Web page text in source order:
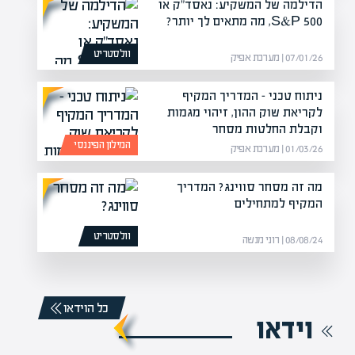
וולסטריט
הדילמה של המשקיע: נאסד"ק או
S&P 500, מה מתאים לך יותר?
07/01/26 | מערכת אפיק
המילון הפיננסי
ניתוח טכני – המדריך המקיף
לקריאת שוק ההון, זיהוי מגמות
וקבלת החלטות מסחר
01/03/26 | מערכת אפיק
וולסטריט
מה זה מסחר סווינג? המדריך
המקיף למתחילים
08/08/24 | רוני מנשה
וידאו
כל הוידאו